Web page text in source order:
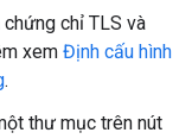
chỉ TLS và
xem Định cấu hình
.
thư mục trên nút